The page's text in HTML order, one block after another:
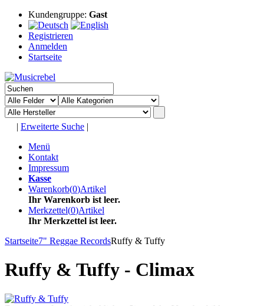
Kundengruppe: Gast
Registrieren
Anmelden
Startseite
| Erweiterte Suche |
Menü
Kontakt
Impressum
Kasse
Warenkorb(0)Artikel
Ihr Warenkorb ist leer.
Merkzettel(0)Artikel
Ihr Merkzettel ist leer.
Startseite7" Reggae RecordsRuffy & Tuffy
Ruffy & Tuffy - Climax